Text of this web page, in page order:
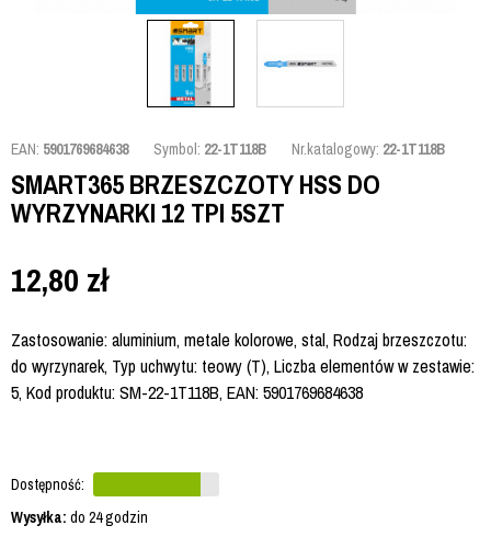
EAN: 5901769684638 Symbol: 22-1T118B Nr.katalogowy: 22-1T118B
SMART365 BRZESZCZOTY HSS DO
WYRZYNARKI 12 TPI 5SZT
12,80 zł
Zastosowanie: aluminium, metale kolorowe, stal, Rodzaj brzeszczotu:
do wyrzynarek, Typ uchwytu: teowy (T), Liczba elementów w zestawie:
5, Kod produktu: SM-22-1T118B, EAN: 5901769684638
Dostępność:
Wysyłka: do 24 godzin